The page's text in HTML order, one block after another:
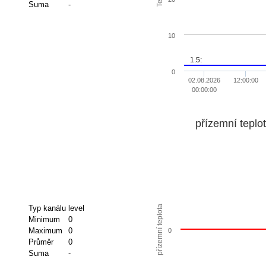
Suma
-
1.5:
02.08.2026
00:00:00
12:00:00
0
10
Typ kanálu level
Minimum
0
Maximum
0
Průměr
0
Suma
- přízemní teplota
přízemní
0